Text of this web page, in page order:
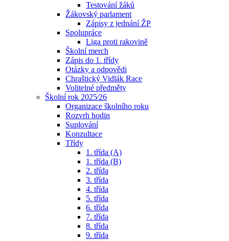
Testování žáků
Žákovský parlament
Zápisy z jednání ŽP
Spolupráce
Liga proti rakovině
Školní merch
Zápis do 1. třídy
Otázky a odpovědi
Chraštický Vidlák Race
Volitelné předměty
Školní rok 2025⁄26
Organizace školního roku
Rozvrh hodin
Suplování
Konzultace
Třídy
1. třída (A)
1. třída (B)
2. třída
3. třída
4. třída
5. třída
6. třída
7. třída
8. třída
9. třída